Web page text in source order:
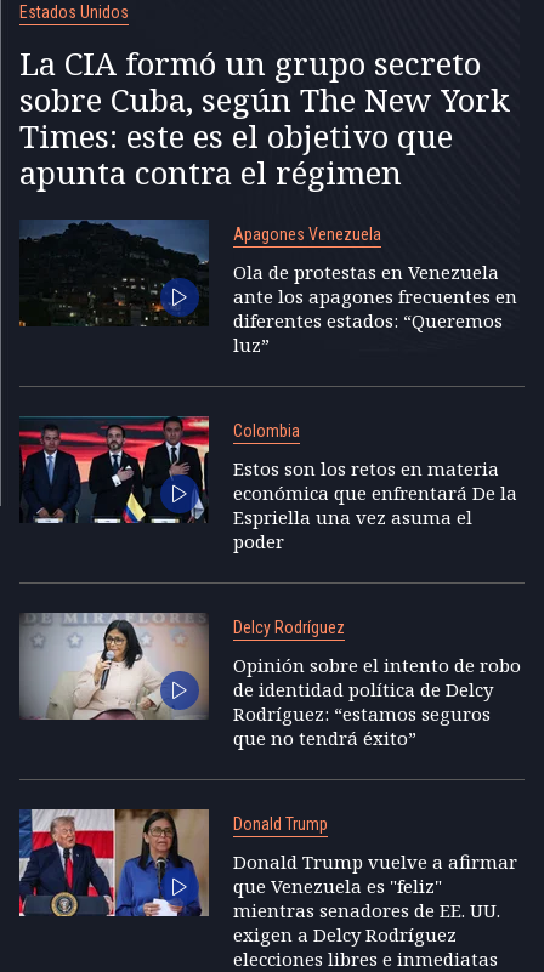
Estados Unidos
La CIA formó un grupo secreto
sobre Cuba, según The New York
Times: este es el objetivo que
apunta contra el régimen
Apagones Venezuela
Ola de protestas en Venezuela
ante los apagones frecuentes en
diferentes estados: “Queremos
luz”
Colombia
Estos son los retos en materia
económica que enfrentará De la
Espriella una vez asuma el
poder
Delcy Rodríguez
Opinión sobre el intento de robo
de identidad política de Delcy
Rodríguez: “estamos seguros
que no tendrá éxito”
Donald Trump
Donald Trump vuelve a afirmar
que Venezuela es "feliz"
mientras senadores de EE. UU.
exigen a Delcy Rodríguez
elecciones libres e inmediatas